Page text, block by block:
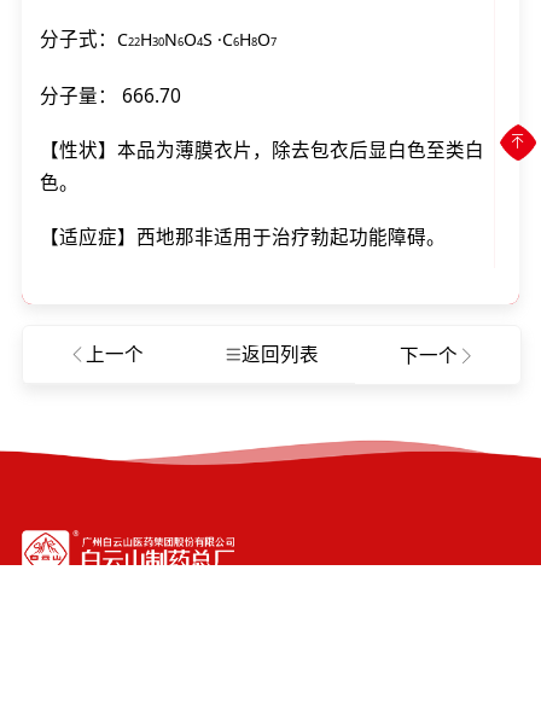
分子式： C22H30N6O4S ·C6H8O7
分子量： 666.70
【性状】本品为薄膜衣片，除去包衣后显白色至类白
色。
【适应症】西地那非适用于治疗勃起功能障碍。
上一个 返回列表 下一个